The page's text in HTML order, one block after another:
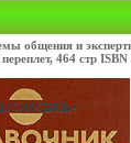
общения и
464 стр